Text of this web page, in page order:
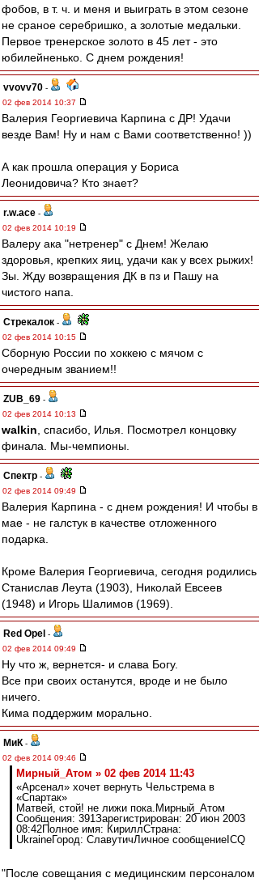
фобов, в т. ч. и меня и выиграть в этом сезоне
не сраное серебришко, а золотые медальки.
Первое тренерское золото в 45 лет - это
юбилейненько. С днем рождения!
vvovv70 -
02 фев 2014 10:37
Валерия Георгиевича Карпина с ДР! Удачи
везде Вам! Ну и нам с Вами соответственно! ))
А как прошла операция у Бориса
Леонидовича? Кто знает?
r.w.ace -
02 фев 2014 10:19
Валеру ака "нетренер" с Днем! Желаю
здоровья, крепких яиц, удачи как у всех рыжих!
Зы. Жду возвращения ДК в пз и Пашу на
чистого напа.
Стрекалок -
02 фев 2014 10:15
Сборную России по хоккею с мячом с
очередным званием!!
ZUB_69 -
02 фев 2014 10:13
walkin , спасибо, Илья. Посмотрел концовку
финала. Мы-чемпионы.
Спектр -
02 фев 2014 09:49
Валерия Карпина - с днем рождения! И чтобы в
мае - не галстук в качестве отложенного
подарка.
Кроме Валерия Георгиевича, сегодня родились
Станислав Леута (1903), Николай Евсеев
(1948) и Игорь Шалимов (1969).
Red Opel -
02 фев 2014 09:49
Ну что ж, вернется- и слава Богу.
Все при своих останутся, вроде и не было
ничего.
Кима поддержим морально.
МиК -
02 фев 2014 09:46
Мирный_Атом » 02 фев 2014 11:43
«Арсенал» хочет вернуть Чельстрема в
«Спартак»
Матвей, стой! не лижи пока.Мирный_Атом
Сообщения: 391Зарегистрирован: 20 июн 2003
08:42Полное имя: КириллСтрана:
UkraineГород: СлавутичЛичное сообщениеICQ
"После совещания с медицинским персоналом